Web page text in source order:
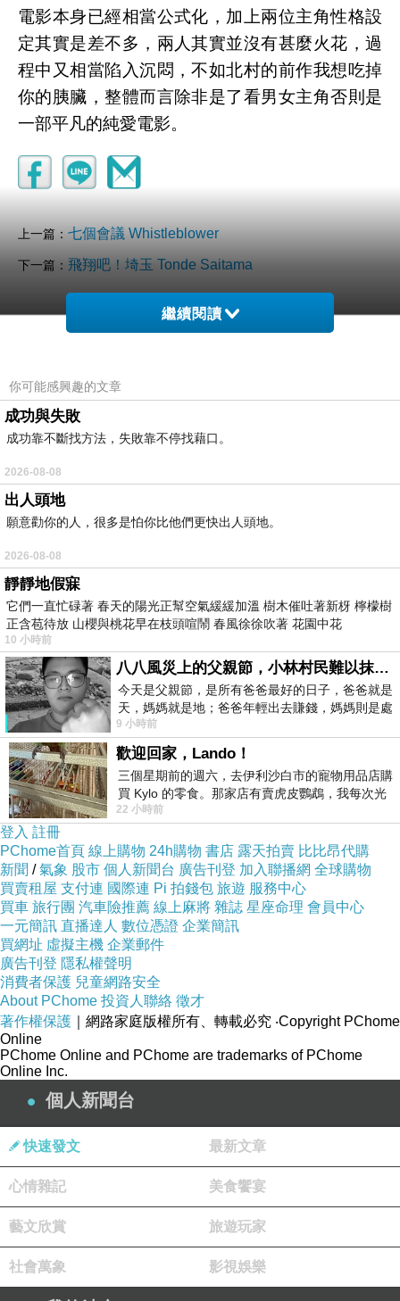
電影本身已經相當公式化，加上兩位主角性格設
定其實是差不多，兩人其實並沒有甚麼火花，過
程中又相當陷入沉悶，不如北村的前作我想吃掉
你的胰臟，整體而言除非是了看男女主角否則是
一部平凡的純愛電影。
上一篇： 七個會議 Whistleblower
下一篇： 飛翔吧！埼玉 Tonde Saitama
繼續閱讀
你可能感興趣的文章
成功與失敗
成功靠不斷找方法，失敗靠不停找藉口。
2026-08-08
出人頭地
願意勸你的人，很多是怕你比他們更快出人頭地。
2026-08-08
靜靜地假寐
它們一直忙碌著 春天的陽光正幫空氣緩緩加溫 樹木催吐著新枒 檸檬樹
正含苞待放 山櫻與桃花早在枝頭喧鬧 春風徐徐吹著 花園中花
10 小時前
八八風災上的父親節，小林村民難以抹滅的痛
今天是父親節，是所有爸爸最好的日子，爸爸就是
天，媽媽就是地；爸爸年輕出去賺錢，媽媽則是處
理家務，職業不分高低貴賤，只有人品才
9 小時前
歡迎回家，Lando！
三個星期前的週六，去伊利沙白市的寵物用品店購
買 Kylo 的零食。那家店有賣虎皮鸚鵡，我每次光
顧都會去看一下。他們偶爾會引進 C
22 小時前
登入 註冊
PChome首頁 線上購物 24h購物 書店 露天拍賣 比比昂代購
新聞 /氣象 股市 個人新聞台 廣告刊登 加入聯播網 全球購物
買賣租屋 支付連 國際連 Pi 拍錢包 旅遊 服務中心
買車 旅行團 汽車險推薦 線上麻將 雜誌 星座命理 會員中心
一元簡訊 直播達人 數位憑證 企業簡訊
買網址 虛擬主機 企業郵件
廣告刊登 隱私權聲明
消費者保護 兒童網路安全
About PChome 投資人聯絡 徵才
著作權保護 ｜網路家庭版權所有、轉載必究 ‧Copyright PChome
Online
PChome Online and PChome are trademarks of PChome
Online Inc.
個人新聞台
快速發文 最新文章
心情雜記 美食饗宴
藝文欣賞 旅遊玩家
社會萬象 影視娛樂